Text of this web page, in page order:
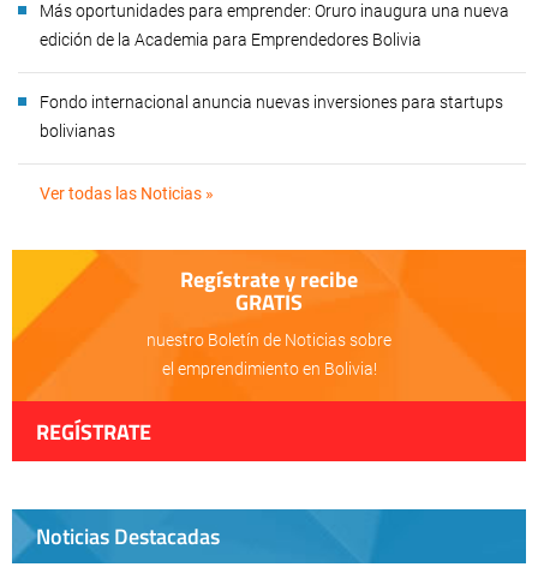
Más oportunidades para emprender: Oruro inaugura una nueva
edición de la Academia para Emprendedores Bolivia
Fondo internacional anuncia nuevas inversiones para startups
bolivianas
Ver todas las Noticias »
Regístrate y recibe
GRATIS
nuestro Boletín de Noticias sobre
el emprendimiento en Bolivia!
REGÍSTRATE
Noticias Destacadas